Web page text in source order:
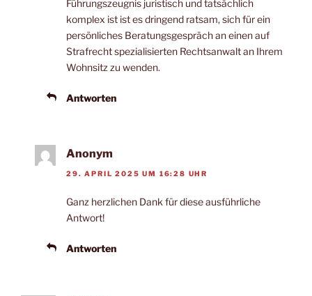
Führungszeugnis juristisch und tatsächlich
komplex ist ist es dringend ratsam, sich für ein
persönliches Beratungsgespräch an einen auf
Strafrecht spezialisierten Rechtsanwalt an Ihrem
Wohnsitz zu wenden.
Antworten
Anonym
29. APRIL 2025 UM 16:28 UHR
Ganz herzlichen Dank für diese ausführliche
Antwort!
Antworten